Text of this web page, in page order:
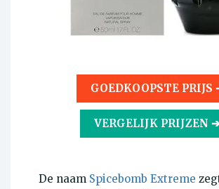
GOEDKOOPSTE PRIJS
VERGELIJK PRIJZEN
De naam Spicebomb Extreme